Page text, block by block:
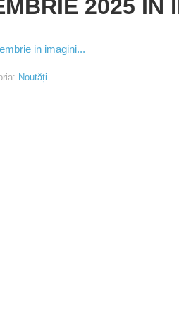
2025 IN
in imagini...
Noutăți